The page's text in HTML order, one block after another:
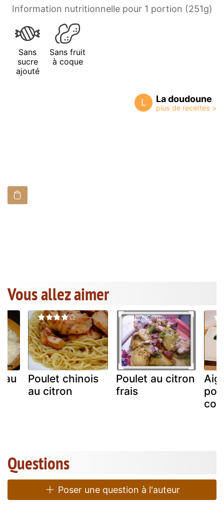
Information nutritionnelle pour 1 portion (251g)
Sans
sucre
ajouté
Sans fruit
à coque
L La doudoune
Vous allez aimer
au
Poulet chinois
au citron
Poulet au citron
frais
Questions
Poser une question à l'auteur